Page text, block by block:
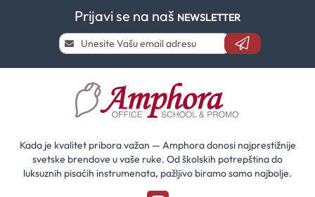
Prijavi se na naš NEWSLETTER
Prijavi
se
i
prvi
Kada je kvalitet pribora važan — Amphora donosi najprestižnije
svetske brendove u vaše ruke. Od školskih potrepština do
luksuznih pisaćih instrumenata, pažljivo biramo samo najbolje.